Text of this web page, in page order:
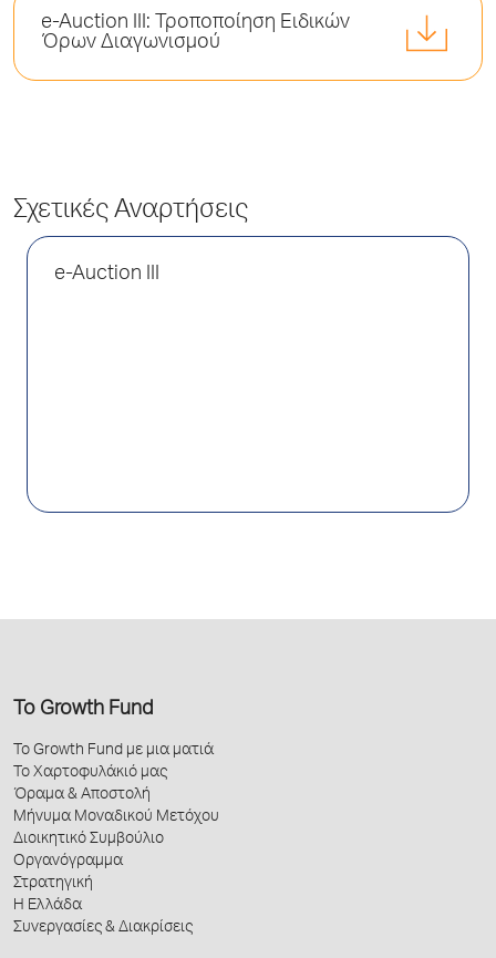
e-Auction III: Τροποποίηση Ειδικών
Όρων Διαγωνισμού
Σχετικές Αναρτήσεις
e-Auction III
Το Growth Fund
Το Growth Fund με μια ματιά
Το Χαρτοφυλάκιό μας
Όραμα & Αποστολή
Μήνυμα Μοναδικού Μετόχου
Διοικητικό Συμβούλιο
Οργανόγραμμα
Στρατηγική
Η Ελλάδα
Συνεργασίες & Διακρίσεις